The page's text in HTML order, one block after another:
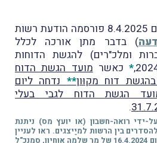
נבקש להזכירכם, כי ביום 8.4.2025 פורסמה הודעת רשות
) בדבר מתן אורכה לכלל
ומלכ"רים) להגשת הדוחות
*כאשר מועד הגשת הדוח
בהגשת דוח מקוּון** נדחה ליום
הגשת הדוח לגבי בעלי
.
ידי רואה-חשבון (או יועץ מס) ניתנת
בין הרשות למיַיצגים. ראו לעניין
זה, ובין היתר, את הודעתו מיום 16.4.2024 של מר שלמה אוחיון, סמנכ"ל